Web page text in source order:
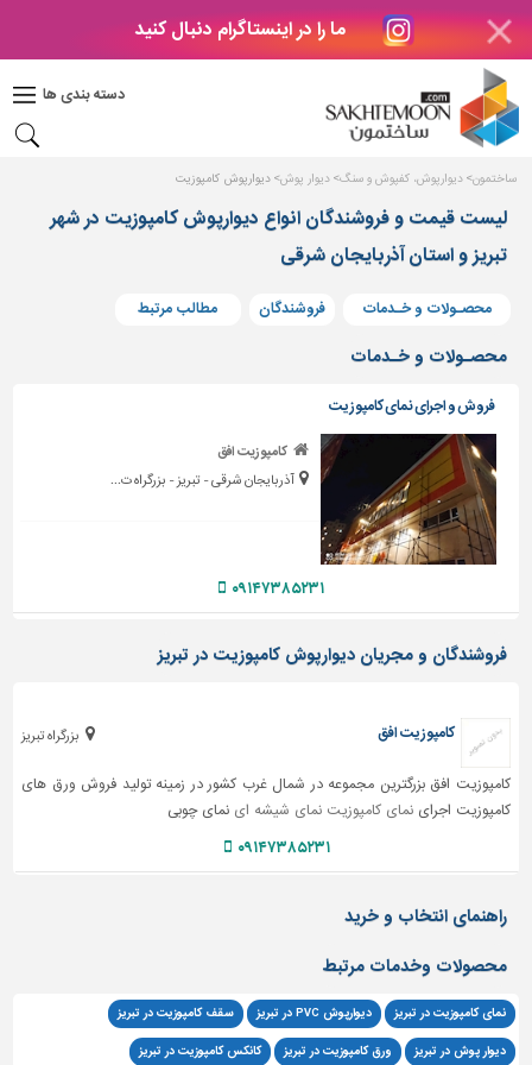
ما را در اینستاگرام دنبال کنید
دسته بندی ها
دکوراسیون
بتن
های
بتنی
درب
پنجره
مصالح
پله،
نرده
و
حفاظ
دیوارپوش،
کفپوش
سنگ
سرویس
ابزار،یراق
ماشین
آلات
برقی،روشنایی،ایمنی
سازی
نما
ساخت
و
ساز
ساختمون دیوارپوش، کفپوش و سنگ دیوار پوش دیوارپوش کامپوزیت
لیست قیمت و فروشندگان انواع دیوارپوش کامپوزیت در شهر
تبریز و استان آذربایجان شرقی
محصـولات و خـدمات فروشندگان مطالب مرتبط
محصـولات و خـدمات
فروش و اجرای نمای کامپوزیت
کامپوزیت افق
آذربایجان شرقی - تبریز - بزرگراه ت...
۰۹۱۴۷۳۸۵۲۳۱
فروشندگان و مجریان دیوارپوش کامپوزیت در تبریز
بزرگراه تبریز کامپوزیت افق
کامپوزیت افق بزرگترین مجموعه در شمال غرب کشور در زمینه تولید فروش ورق های
کامپوزیت اجراینمای کامپوزیت نمای شیشه ای نمای چوبی
۰۹۱۴۷۳۸۵۲۳۱
راهنمای انتخاب و خرید
محصولات وخدمات مرتبط
نمای کامپوزیت در تبریز دیوارپوش PVC در تبریز سقف کامپوزیت در تبریز
دیوار پوش در تبریز ورق کامپوزیت در تبریز کانکس کامپوزیت در تبریز